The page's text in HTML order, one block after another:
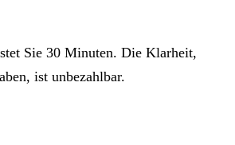
Sie 30 Minuten. Die Klarheit,
ist unbezahlbar.